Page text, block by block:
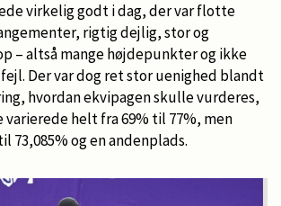
virkelig godt i dag, der var flotte
rigtig dejlig, stor og
– altså mange højdepunkter og ikke
Der var dog ret stor uenighed blandt
hvordan ekvipagen skulle vurderes,
helt fra 69% til 77%, men
73,085% og en andenplads.